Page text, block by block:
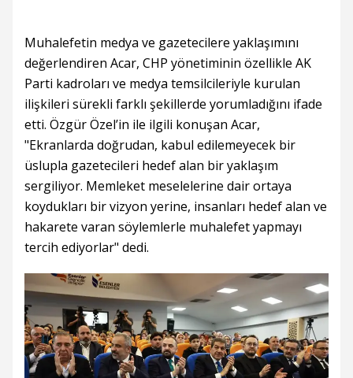
Muhalefetin medya ve gazetecilere yaklaşımını
değerlendiren Acar, CHP yönetiminin özellikle AK
Parti kadroları ve medya temsilcileriyle kurulan
ilişkileri sürekli farklı şekillerde yorumladığını ifade
etti. Özgür Özel’in ile ilgili konuşan Acar,
"Ekranlarda doğrudan, kabul edilemeyecek bir
üslupla gazetecileri hedef alan bir yaklaşım
sergiliyor. Memleket meselelerine dair ortaya
koydukları bir vizyon yerine, insanları hedef alan ve
hakarete varan söylemlerle muhalefet yapmayı
tercih ediyorlar" dedi.